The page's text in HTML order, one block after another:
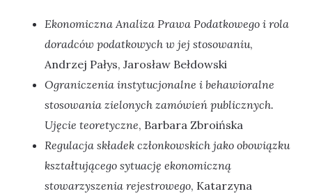
Ekonomiczna Analiza Prawa Podatkowego i rola
doradców podatkowych w jej stosowaniu,
Andrzej Pałys, Jarosław Bełdowski
Ograniczenia instytucjonalne i behawioralne
stosowania zielonych zamówień publicznych.
Ujęcie teoretyczne, Barbara Zbroińska
Regulacja składek członkowskich jako obowiązku
kształtującego sytuację ekonomiczną
stowarzyszenia rejestrowego, Katarzyna